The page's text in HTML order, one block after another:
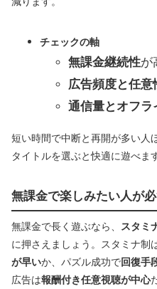
チェックの軸
無課金継続性が
広告頻度と任意
通信量とオフラ
短い時間で中断と再開が多い人
タイトルを選ぶと快適に遊べま
無課金で楽しみたい人が
無課金で長く遊ぶなら、 スタミ
に押さえましょう。スタミナ制
が早いか、パズル成功で回復手
広告は報酬付き任意視聴が中心